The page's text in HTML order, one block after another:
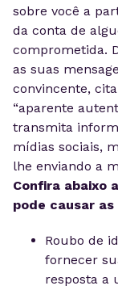
sobre você a
da conta de
comprometida.
as suas
convincente,
“aparente
transmita
mídias sociais,
lhe enviando a
Confira abaixo
pode causar
Roubo de
fornecer
resposta a